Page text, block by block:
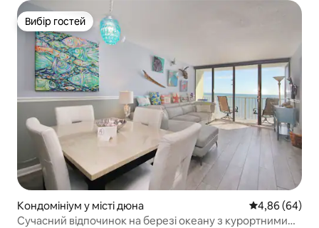
Вибір гостей
Вибір гостей
Кондомініум у місті дюна Середня
4,86 (64)
Сучасний відпочинок на березі океану з курортними